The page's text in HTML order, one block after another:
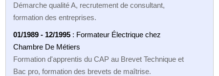
Démarche qualité A, recrutement de consultant,
formation des entreprises.
01/1989 - 12/1995 : Formateur Électrique chez
Chambre De Métiers
Formation d'apprentis du CAP au Brevet Technique et
Bac pro, formation des brevets de maîtrise.